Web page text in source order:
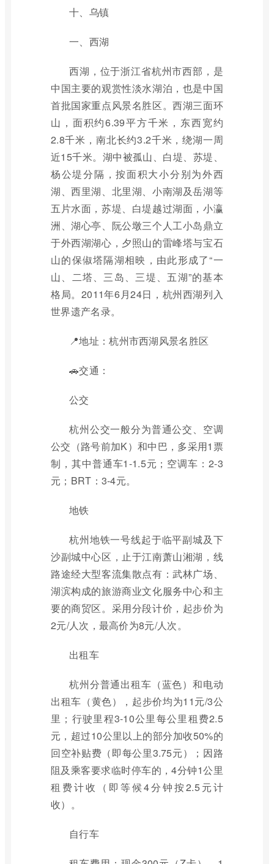
十、乌镇
一、西湖
西湖，位于浙江省杭州市西部，是
中国主要的观赏性淡水湖泊，也是中国
首批国家重点风景名胜区。西湖三面环
山，面积约6.39平方千米，东西宽约
2.8千米，南北长约3.2千米，绕湖一周
近15千米。湖中被孤山、白堤、苏堤、
杨公堤分隔，按面积大小分别为外西
湖、西里湖、北里湖、小南湖及岳湖等
五片水面，苏堤、白堤越过湖面，小瀛
洲、湖心亭、阮公墩三个人工小岛鼎立
于外西湖湖心，夕照山的雷峰塔与宝石
山的保俶塔隔湖相映，由此形成了“一
山、二塔、三岛、三堤、五湖”的基本
格局。2011年6月24日，杭州西湖列入
世界遗产名录。
📍地址：杭州市西湖风景名胜区
🚗交通：
公交
杭州公交一般分为普通公交、空调
公交（路号前加K）和中巴，多采用1票
制，其中普通车1-1.5元；空调车：2-3
元；BRT：3-4元。
地铁
杭州地铁一号线起于临平副城及下
沙副城中心区，止于江南萧山湘湖，线
路途经大型客流集散点有：武林广场、
湖滨构成的旅游商业文化服务中心和主
要的商贸区。采用分段计价，起步价为
2元/人次，最高价为8元/人次。
出租车
杭州分普通出租车（蓝色）和电动
出租车（黄色），起步价均为11元/3公
里；行驶里程3-10公里每公里租费2.5
元，超过10公里以上的部分加收50%的
回空补贴费（即每公里3.75元）；因路
阻及乘客要求临时停车的，4分钟1公里
租费计收（即等候4分钟按2.5元计
收）。
自行车